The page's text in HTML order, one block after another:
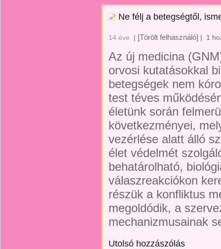
Ne félj a betegségtől,
14 éve | [Törölt felhasználó] | 1
Az új medicina
orvosi kutatásokkal
betegségek nem
test téves
életünk során
következményei,
vezérlése alatt álló
élet védelmét
behatárolható,
válaszreakciókon
részük a konfliktus
megoldódik, a
mechanizmusainak
Utolsó hozzászólás